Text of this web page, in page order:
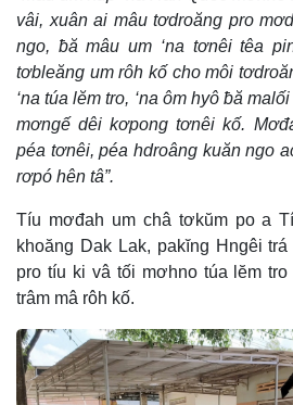
vâi, xuân ai mâu tơdroăng pro
ngo, ƀă mâu um ‘na tơnêi têa
tơbleăng um rôh kố cho môi
‘na túa lĕm tro, ‘na ôm hyô ƀă
mơngế dêi kơpong tơnêi kố.
péa tơnêi, péa hdroâng kuăn ngo
rơpó hên tâ”.
Tíu mơđah um châ tơkŭm po a
khoăng Dak Lak, pakĭng Hngêi
pro tíu ki vâ tối mơhno túa lĕm
trâm mâ rôh kố.